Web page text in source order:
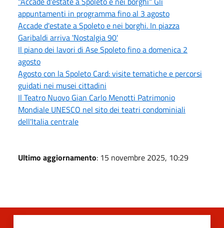
appuntamenti in programma fino al 3 agosto
Accade d'estate a Spoleto e nei borghi. In piazza
Garibaldi arriva 'Nostalgia 90'
Il piano dei lavori di Ase Spoleto fino a domenica 2
agosto
Agosto con la Spoleto Card: visite tematiche e percorsi
guidati nei musei cittadini
Il Teatro Nuovo Gian Carlo Menotti Patrimonio
Mondiale UNESCO nel sito dei teatri condominiali
dell'Italia centrale
Ultimo aggiornamento: 15 novembre 2025, 10:29